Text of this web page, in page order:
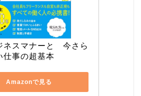
ネスマナーと　今さら
仕事の超基本
Amazonで見る